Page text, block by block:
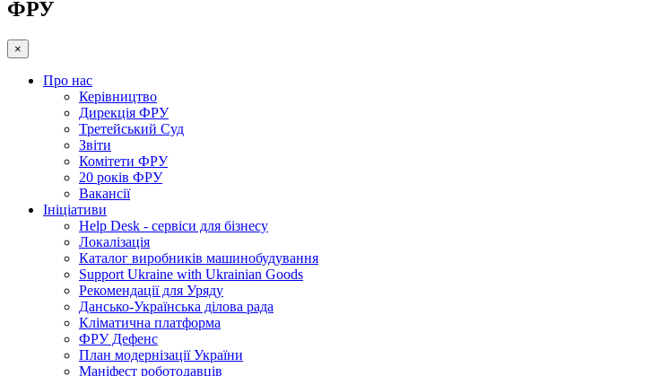
ФРУ
×
Про нас
Керівництво
Дирекція ФРУ
Третейський Суд
Звіти
Комітети ФРУ
20 років ФРУ
Вакансії
Ініціативи
Help Desk - сервіси для бізнесу
Локалізація
Каталог виробників машинобудування
Support Ukraine with Ukrainian Goods
Рекомендації для Уряду
Дансько-Українська ділова рада
Кліматична платформа
ФРУ Дефенс
План модернізації України
Маніфест роботодавців